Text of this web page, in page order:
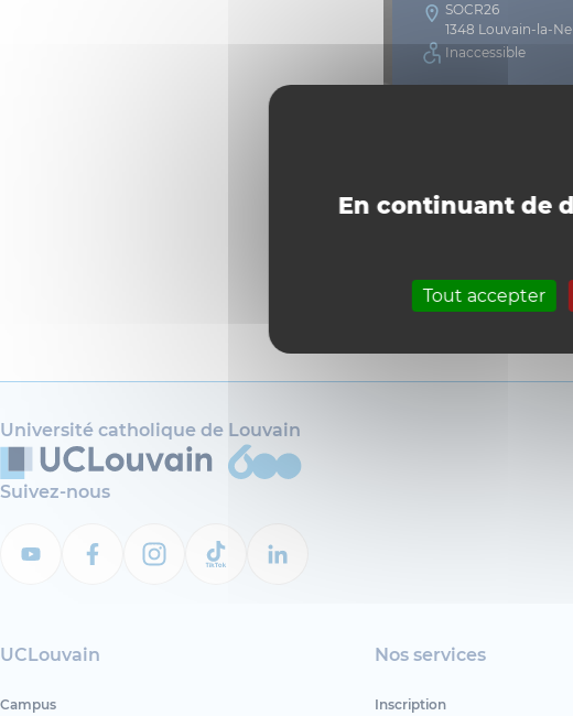
En continuant de
Tout accepter
SOCR26
1348 Louvain-la-
Inaccessible
Université catholique de Louvain
Suivez-nous
UCLouvain
Campus
Nos services
Inscription